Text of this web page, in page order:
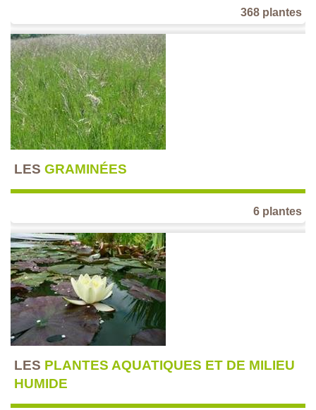
368 plantes
LES GRAMINÉES
6 plantes
LES PLANTES AQUATIQUES ET DE MILIEU
HUMIDE